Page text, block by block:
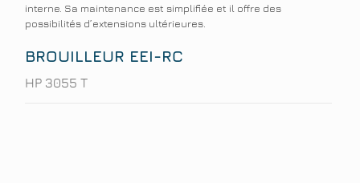
interne. Sa maintenance est simplifiée et il offre des
possibilités d’extensions ultérieures.
BROUILLEUR EEI-RC
HP 3055 T